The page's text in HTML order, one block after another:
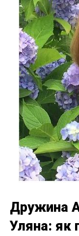
Дружина
Уляна: як